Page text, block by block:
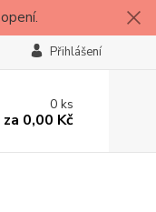
Přihlášení
0ks
za 0,00 Kč